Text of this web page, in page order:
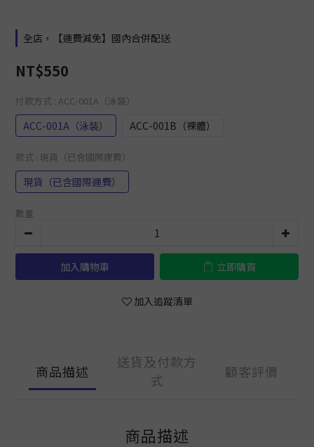
全店，【運費減免】國內合併配送
NT$550
付款方式 : ACC-001A（泳裝）
ACC-001A（泳裝） ACC-001B（裸體）
款式 : 現貨（已含國際運費）
現貨（已含國際運費）
數量
加入購物車 立即購買
加入追蹤清單
商品描述
送貨及付款方
式
顧客評價
商品描述